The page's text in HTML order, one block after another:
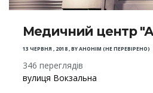
Медичний центр
13 ЧЕРВНЯ , 2018,BYАНОНІМ (НЕ ПЕРЕВІРЕНО)
346 переглядів
вулиця Вокзальна